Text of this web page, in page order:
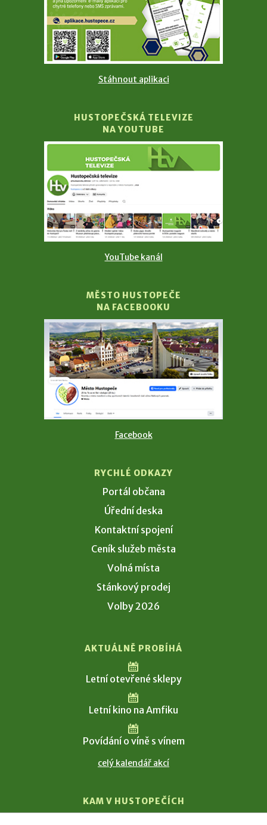
Stáhnout aplikaci
HUSTOPEČSKÁ TELEVIZE
NA YOUTUBE
YouTube kanál
MĚSTO HUSTOPEČE
NA FACEBOOKU
Facebook
RYCHLÉ ODKAZY
Portál občana
Úřední deska
Kontaktní spojení
Ceník služeb města
Volná místa
Stánkový prodej
Volby 2026
AKTUÁLNĚ PROBÍHÁ
Letní otevřené sklepy
Letní kino na Amfiku
Povídání o víně s vínem
celý kalendář akcí
KAM V HUSTOPEČÍCH